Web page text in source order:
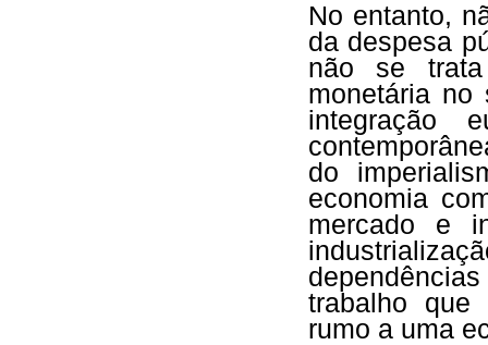
No entanto,
da despesa
não se
monetária
integração
do
economia
mercado e
trabalho que
rumo a uma